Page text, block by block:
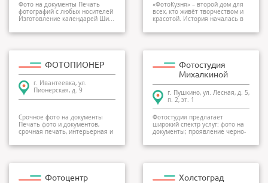
Фото на документы Печать
фотографий с любых носителей
Изготовление календарей Ши...
«ФотоКузня» – второй дом для
всех, кто живёт творчеством и
красотой. История началась в
ФОТОПИОНЕР
г. Ивантеевка, ул.
Пионерская, д. 9
Срочное фото на документы
Печать фото и документов,
срочная печать, интерьерная и
Фотостудия
Михалкиной
г. Пушкино, ул. Лесная, д. 5,
п. 2, эт. 1
Фотостудия предлагает
широкий спектр услуг: фото на
документы; проявление черно-
Фотоцентр Холстоград